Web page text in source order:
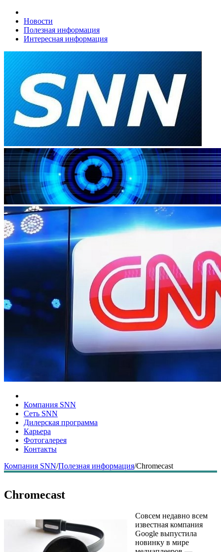
Новости
Полезная информация
Интересная информация
Компания SNN
Сеть SNN
Дилерская программа
Карьера
Фотогалерея
Контакты
Компания SNN/Полезная информация/Chromecast
Chromecast
Совсем недавно всем
известная компания
Google выпустила
новинку в мире